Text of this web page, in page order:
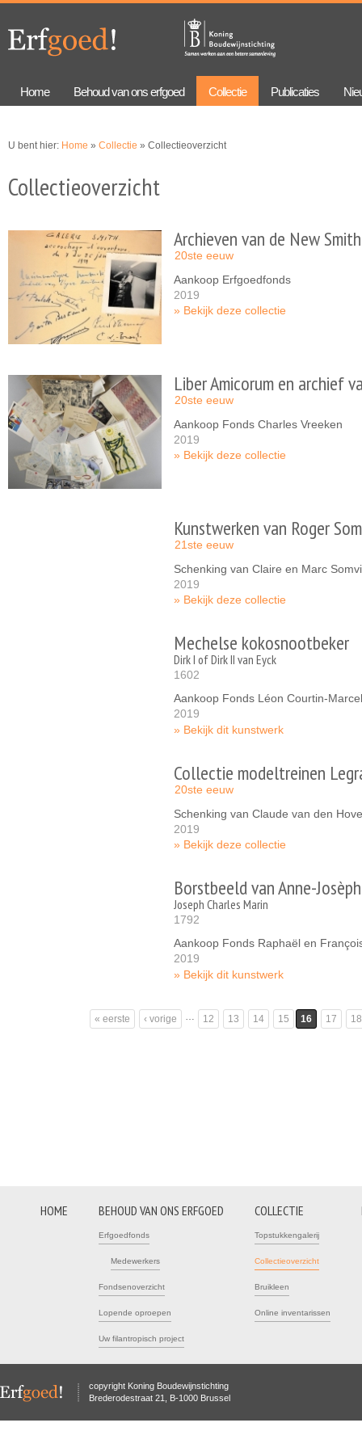
gaan
navigation
Home Behoud van ons erfgoed Collectie Publicaties
U bent hier: Home » Collectie » Collectieoverzicht
Collectieoverzicht
Archieven van de New
20ste eeuw
Aankoop Erfgoedfonds
2019
Bekijk deze collectie
Liber Amicorum en archief
20ste eeuw
Aankoop Fonds Charles Vreeken
2019
Bekijk deze collectie
Kunstwerken van Roger
21ste eeuw
Schenking van Claire en Marc
2019
Bekijk deze collectie
Mechelse kokosnootbeker
Dirk I of Dirk II van Eyck
1602
Aankoop Fonds Léon Courtin-
2019
Bekijk dit kunstwerk
Collectie modeltreinen
20ste eeuw
Schenking van Claude van den
2019
Bekijk deze collectie
Borstbeeld van Anne-
Joseph Charles Marin
1792
Aankoop Fonds Raphaël en
2019
Bekijk dit kunstwerk
« eerste ‹ vorige … 12 13 14 15 16 17 18
HOME BEHOUD VAN ONS ERFGOED
Erfgoedfonds
Medewerkers
Fondsenoverzicht
Lopende oproepen
Uw filantropisch project
COLLECTIE
Topstukkengalerij
Collectieoverzicht
Bruikleen
Online inventarissen
copyright Koning Boudewijnstichting
Brederodestraat 21, B-1000 Brussel